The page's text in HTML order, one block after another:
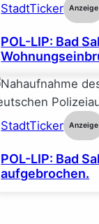
StadtTicker Anzeige
POL-LIP: Bad
StadtTicker Anzeige
POL-LIP: Bad
aufgebrochen.